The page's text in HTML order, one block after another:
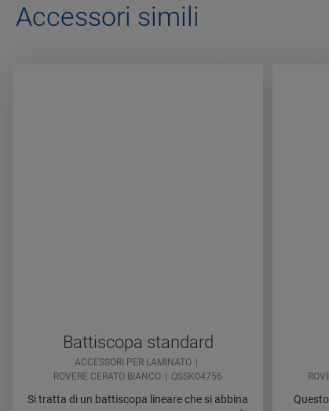
Accessori simili
Battiscopa standard
ACCESSORI PER LAMINATO
ROVERE CERATO BIANCO
QSSK04756
Si tratta di un battiscopa lineare che si abbina